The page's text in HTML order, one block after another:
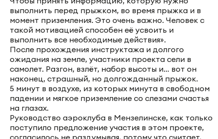
выполнить перед прыжком, во время прыжка и в
момент приземления. Это очень важно. Человек с
такой мотивацией способен её усвоить и
выполнить все необходимые действия».
После прохождения инструктажа и долгого
ожидания на земле, участники проекта сели в
самолет. Разгон, взлёт, набор высоты и… вот он
наконец, страшный, но долгожданный прыжок.
5 минут в воздухе, из которых минута в свободном
падении и мягкое приземление со слезами счастья
на глазах.
Руководство аэроклуба в Мензелинске, как только
поступило предложение участия в этом проекте,
согласилось не раздумывая, потому что считает,